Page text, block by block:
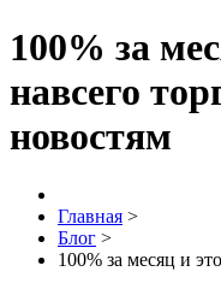
100% за
навсего
новостям
Главная >
Блог >
100% за месяц и